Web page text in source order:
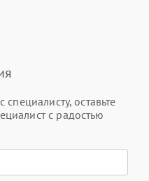
специалисту, оставьте
с радостью